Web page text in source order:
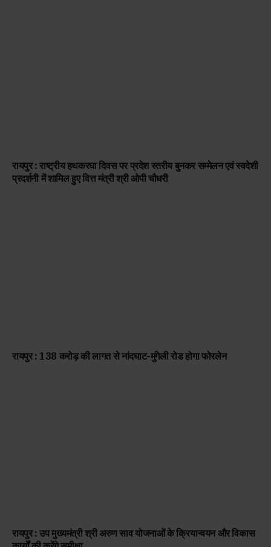
रायपुर : राष्ट्रीय हथकरघा दिवस पर प्रदेश स्तरीय बुनकर सम्मेलन एवं स्वदेशी
प्रदर्शनी में शामिल हुए वित्त मंत्री श्री ओपी चौधरी
रायपुर : 138 करोड़ की लागत से नांदघाट-मुंगेली रोड होगा फोरलेन
रायपुर : उप मुख्यमंत्री श्री अरुण साव योजनाओं के क्रियान्वयन और विकास